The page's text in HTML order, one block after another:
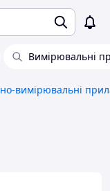
Вимірювальні
вимірювальні